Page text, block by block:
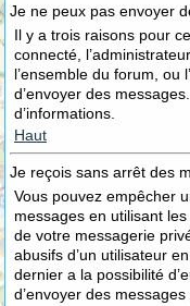
Je ne peux pas envoyer
Il y a trois raisons pour
connecté,
l’ensemble du forum, ou
d’envoyer des
d’informations.
Haut
Je reçois sans arrêt des
Vous pouvez empêcher
messages en utilisant
de votre messagerie
abusifs d’un utilisateur
dernier a la possibilité
d’envoyer des messages